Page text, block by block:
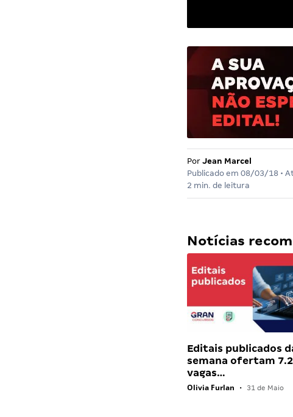
Por Jean Marcel
Publicado em 08/03/18•
2 min. de leitura
Notícias
Editais publicados
semana ofertam
vagas…
Olivia Furlan • 31 de Maio